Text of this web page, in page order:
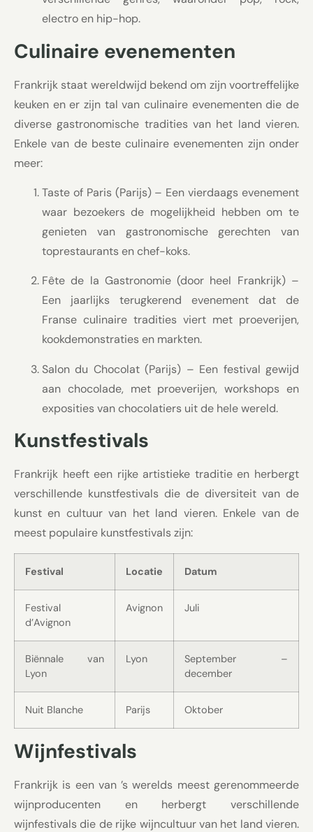
electro en hip-hop.
Culinaire evenementen
Frankrijk staat wereldwijd bekend om zijn voortreffelijke
keuken en er zijn tal van culinaire evenementen die de
diverse gastronomische tradities van het land vieren.
Enkele van de beste culinaire evenementen zijn onder
meer:
Taste of Paris (Parijs) – Een vierdaags evenement
waar bezoekers de mogelijkheid hebben om te
genieten van gastronomische gerechten van
toprestaurants en chef-koks.
Fête de la Gastronomie (door heel Frankrijk) –
Een jaarlijks terugkerend evenement dat de
Franse culinaire tradities viert met proeverijen,
kookdemonstraties en markten.
Salon du Chocolat (Parijs) – Een festival gewijd
aan chocolade, met proeverijen, workshops en
exposities van chocolatiers uit de hele wereld.
Kunstfestivals
Frankrijk heeft een rijke artistieke traditie en herbergt
verschillende kunstfestivals die de diversiteit van de
kunst en cultuur van het land vieren. Enkele van de
meest populaire kunstfestivals zijn:
Festival Locatie Datum
Festival
d’Avignon
Avignon Juli
Biënnale van
Lyon
Lyon
September –
december
Nuit Blanche Parijs Oktober
Wijnfestivals
Frankrijk is een van ’s werelds meest gerenommeerde
wijnproducenten en herbergt verschillende
wijnfestivals die de rijke wijncultuur van het land vieren.